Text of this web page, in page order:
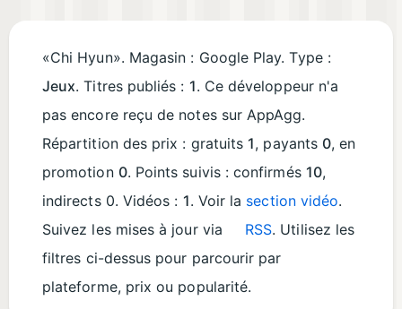
«Chi Hyun». Magasin : Google Play. Type :
Jeux. Titres publiés : 1. Ce développeur n'a
pas encore reçu de notes sur AppAgg.
Répartition des prix : gratuits 1, payants 0, en
promotion 0. Points suivis : confirmés 10,
indirects 0. Vidéos : 1. Voir la section vidéo.
Suivez les mises à jour via
RSS. Utilisez les
filtres ci-dessus pour parcourir par
plateforme, prix ou popularité.